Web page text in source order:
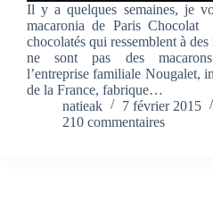
Il y a quelques semaines, je
macaronia de Paris Chocolat
chocolatés qui ressemblent à
ne sont pas des
l’entreprise familiale Nougalet,
de la France, fabrique…
natieak
7 février 2015
210 commentaires